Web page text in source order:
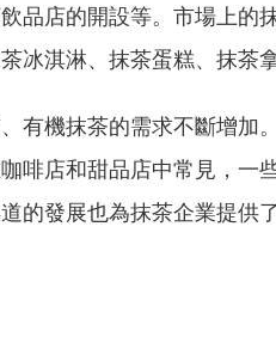
品店的開設等。市場上的
冰淇淋、抹茶蛋糕、抹茶
有機抹茶的需求不斷增加
啡店和甜品店中常見，一
的發展也為抹茶企業提供